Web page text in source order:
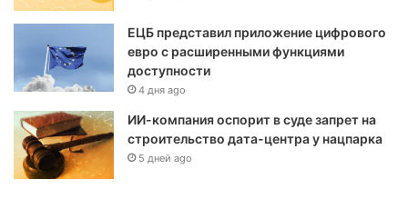
ЕЦБ представил приложение цифрового
евро с расширенными функциями
доступности
4 дня ago
ИИ-компания оспорит в суде запрет на
строительство дата-центра у нацпарка
5 дней ago